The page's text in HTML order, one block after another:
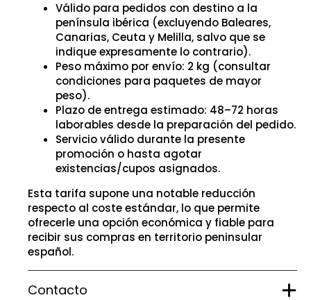
Válido para pedidos con destino a la
península ibérica (excluyendo Baleares,
Canarias, Ceuta y Melilla, salvo que se
indique expresamente lo contrario).
Peso máximo por envío: 2 kg (consultar
condiciones para paquetes de mayor
peso).
Plazo de entrega estimado: 48–72 horas
laborables desde la preparación del pedido.
Servicio válido durante la presente
promoción o hasta agotar
existencias/cupos asignados.
Esta tarifa supone una notable reducción
respecto al coste estándar, lo que permite
ofrecerle una opción económica y fiable para
recibir sus compras en territorio peninsular
español.
Contacto